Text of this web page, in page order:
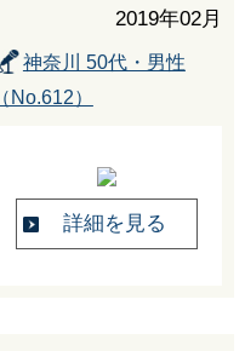
2019年02月
神奈川 50代・男性
（No.612）
詳細を見る